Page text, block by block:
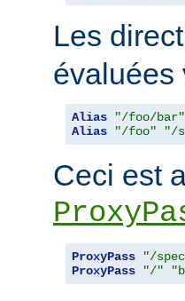
Les
évaluées
Alias "/foo/bar"
Alias
"/foo" "/
Ceci est
ProxyPass "/
ProxyPass
"/"